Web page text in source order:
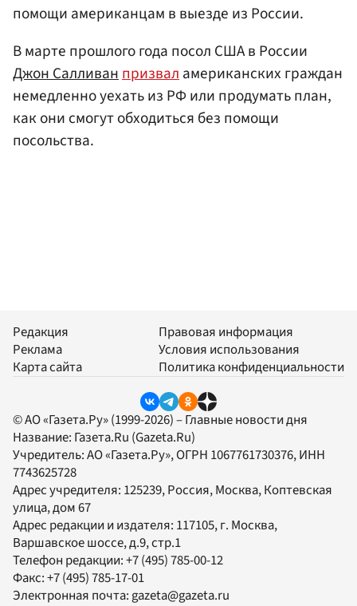
помощи американцам в выезде из России.
В марте прошлого года посол США в России
Джон Салливанпризваламериканских граждан
немедленно уехать из РФ или продумать план,
как они смогут обходиться без помощи
посольства.
Редакция
Реклама
Карта сайта
Правовая информация
Условия использования
Политика конфиденциальности
© АО «Газета.Ру» (1999-2026) – Главные новости дня
Название: Газета.Ru (Gazeta.Ru)
Учредитель:АО «Газета.Ру», ОГРН 1067761730376, ИНН
7743625728
Адрес учредителя: 125239, Россия, Москва, Коптевская
улица, дом 67
Адрес редакции и издателя: 117105, г. Москва,
Варшавское шоссе, д.9, стр.1
Телефон редакции:+7 (495) 785-00-12
Факс:+7 (495) 785-17-01
Электронная почта: gazeta@gazeta.ru